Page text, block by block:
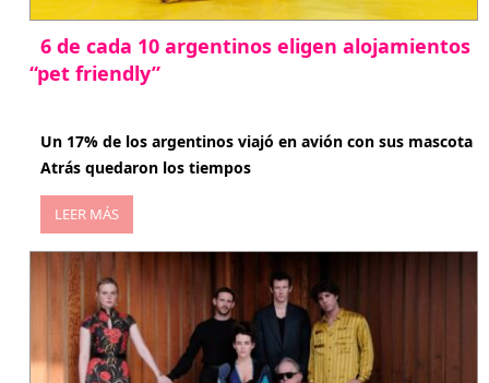
6 de cada 10 argentinos eligen alojamientos
“pet friendly”
Un 17% de los argentinos viajó en avión con sus mascota
Atrás quedaron los tiempos
LEER MÁS